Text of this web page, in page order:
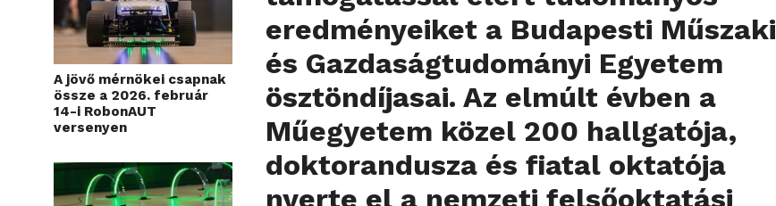
A jövő mérnökei csapnak
össze a 2026. február
14-i RobonAUT
versenyen
eredményeiket a Budapesti Műszaki
és Gazdaságtudományi Egyetem
ösztöndíjasai. Az elmúlt évben a
Műegyetem közel 200 hallgatója,
doktorandusza és fiatal oktatója
nyerte el a nemzeti felsőoktatási